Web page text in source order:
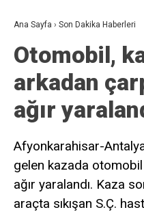
Ana Sayfa › Son Dakika Haberleri
Otomobil,
arkadan
ağır
Afyonkarahisar-
gelen kazada
ağır yaralandı. Kaza
araçta sıkışan S.Ç.